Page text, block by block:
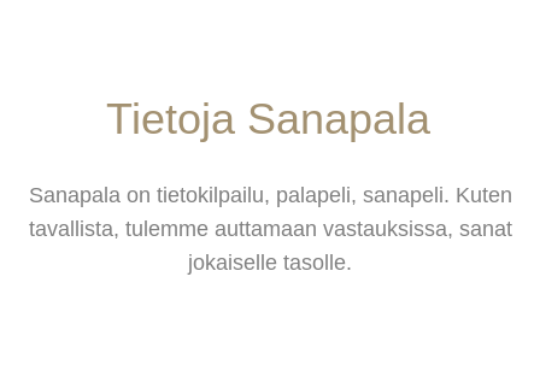
Tietoja Sanapala
Sanapala on tietokilpailu, palapeli, sanapeli. Kuten
tavallista, tulemme auttamaan vastauksissa, sanat
jokaiselle tasolle.